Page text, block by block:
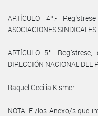
ARTÍCULO 4º.-
ASOCIACIONES SINDICALES.
ARTÍCULO 5°-
DIRECCIÓN NACIONAL DEL
Raquel Cecilia Kismer
NOTA: El/los Anexo/s que